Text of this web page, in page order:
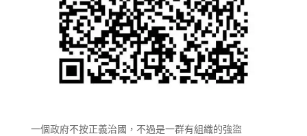
一個政府不按正義治國，不過是一群有組織的強盜